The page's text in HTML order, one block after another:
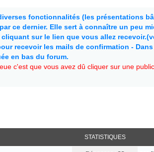
fonctionnalités (les présentations
ce dernier. Elle sert à connaître un peu
sur le lien que vous allez
recevoir les mails de confirmation -
en bas du forum.
c'est que vous avez dû cliquer sur une
STATISTIQUES